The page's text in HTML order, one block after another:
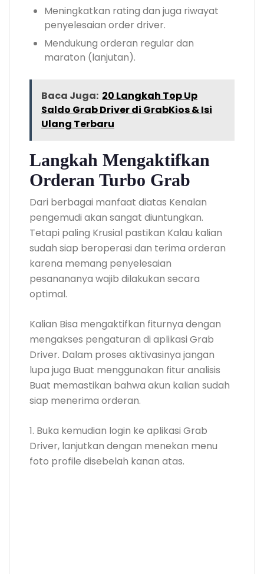
Meningkatkan rating dan juga riwayat
penyelesaian order driver.
Mendukung orderan regular dan
maraton (lanjutan).
Baca Juga: 20 Langkah Top Up
Saldo Grab Driver di GrabKios & Isi
Ulang Terbaru
Langkah Mengaktifkan
Orderan Turbo Grab
Dari berbagai manfaat diatas Kenalan
pengemudi akan sangat diuntungkan.
Tetapi paling Krusial pastikan Kalau kalian
sudah siap beroperasi dan terima orderan
karena memang penyelesaian
pesanananya wajib dilakukan secara
optimal.
Kalian Bisa mengaktifkan fiturnya dengan
mengakses pengaturan di aplikasi Grab
Driver. Dalam proses aktivasinya jangan
lupa juga Buat menggunakan fitur analisis
Buat memastikan bahwa akun kalian sudah
siap menerima orderan.
1. Buka kemudian login ke aplikasi Grab
Driver, lanjutkan dengan menekan menu
foto profile disebelah kanan atas.